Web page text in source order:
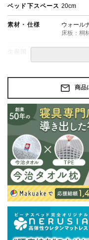
ベッド下スペース 20cm
素材・仕様
ウォール
床板：桐
・この商
・ベッド
※北海道
が発生す
る場合が
商品